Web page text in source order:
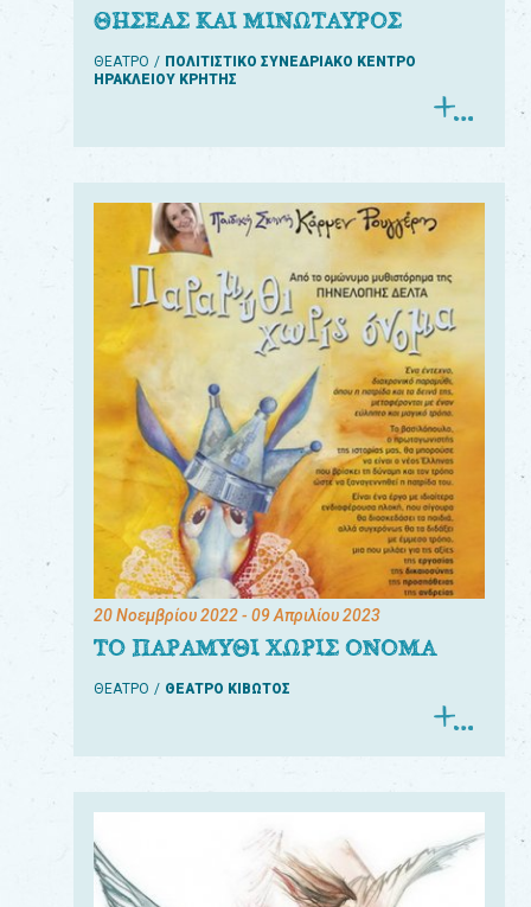
ΘΗΣΕΑΣ ΚΑΙ ΜΙΝΩΤΑΥΡΟΣ
ΘΕΑΤΡΟ
ΠΟΛΙΤΙΣΤΙΚΟ ΣΥΝΕΔΡΙΑΚΟ ΚΕΝΤΡΟ
ΗΡΑΚΛΕΙΟΥ ΚΡΗΤΗΣ
20 Νοεμβρίου 2022- 09 Απριλίου 2023
ΤΟ ΠΑΡΑΜΥΘΙ ΧΩΡΙΣ ΟΝΟΜΑ
ΘΕΑΤΡΟ ΘΕΑΤΡΟ ΚΙΒΩΤΟΣ